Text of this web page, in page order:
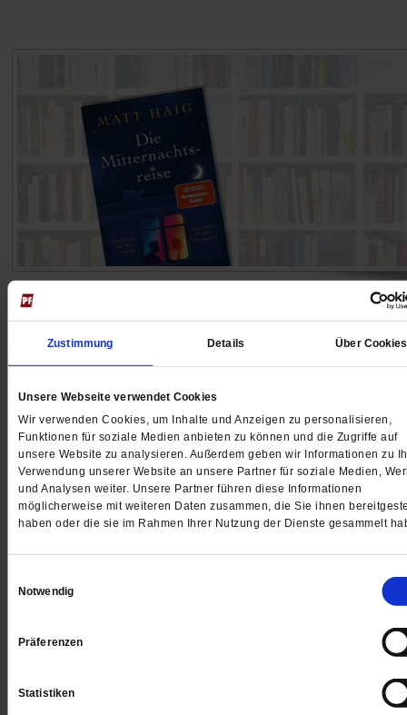
Zustimmung Details Über Cookies
Unsere Webseite verwendet Cookies
Wir verwenden Cookies, um Inhalte und Anzeigen zu personalisieren,
Funktionen für soziale Medien anbieten zu können und die Zugriffe auf
unsere Website zu analysieren. Außerdem geben wir Informationen zu
Verwendung unserer Website an unsere Partner für soziale Medien,
und Analysen weiter. Unsere Partner führen diese Informationen
möglicherweise mit weiteren Daten zusammen, die Sie ihnen
haben oder die sie im Rahmen Ihrer Nutzung der Dienste gesammelt
Notwendig
Präferenzen
Statistiken
Literaturtipp: Die Mitternachtsreise
Nachtzug durchs Leben
Liebe, Verlust und all das, was Menschen oft erst zu
verstehen. /mehr
vonDaniela Ordowski